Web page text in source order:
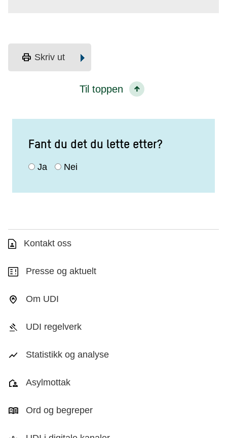
print Skriv ut
Til toppen
Fant du det du lette etter?
Ja Nei
Kontakt oss
Presse og aktuelt
Om UDI
UDI regelverk
Statistikk og analyse
Asylmottak
Ord og begreper